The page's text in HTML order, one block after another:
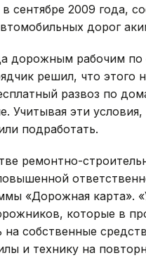
сентябре 2009 года,
дорог
дорожным рабочим по
решил, что этого
развоз по
Учитывая эти
подработать.
ремонтно-
«Дорожная карта».
которые в
на собственные
и технику на